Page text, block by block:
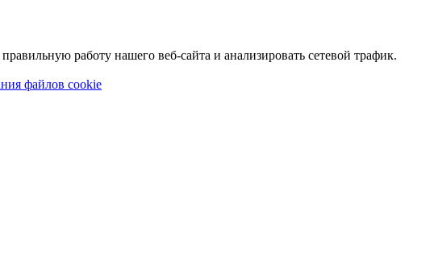
работу нашего веб-сайта и анализировать сетевой трафик.
файлов cookie